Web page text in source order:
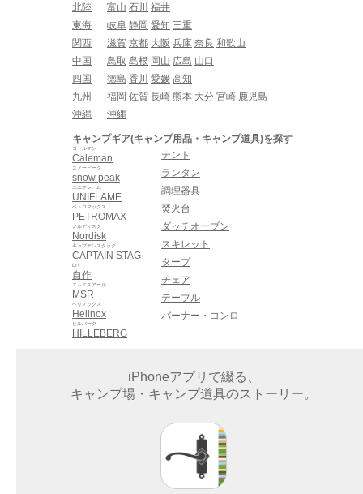
北陸
富山 石川 福井
東海
岐阜 静岡 愛知 三重
関西
滋賀 京都 大阪 兵庫 奈良 和歌山
中国
鳥取 島根 岡山 広島 山口
四国
徳島 香川 愛媛 高知
九州
福岡 佐賀 長崎 熊本 大分 宮崎 鹿児島
沖縄
沖縄
キャンプギア(キャンプ用品・キャンプ道具)を探す
Caleman
コールマン
snow peak
スノーピーク
UNIFLAME
ユニフレーム
PETROMAX
ペトロマックス
Nordisk
ノルディスク
CAPTAIN STAG
キャプテンスタッグ
自作
DIY
MSR
エムエスアール
Helinox
ヘリノックス
HILLEBERG
ヒルバーグ
テント
ランタン
調理器具
焚火台
ダッチオーブン
スキレット
タープ
チェア
テーブル
バーナー・コンロ
iPhoneアプリで綴る、
キャンプ場・キャンプ道具のストーリー。